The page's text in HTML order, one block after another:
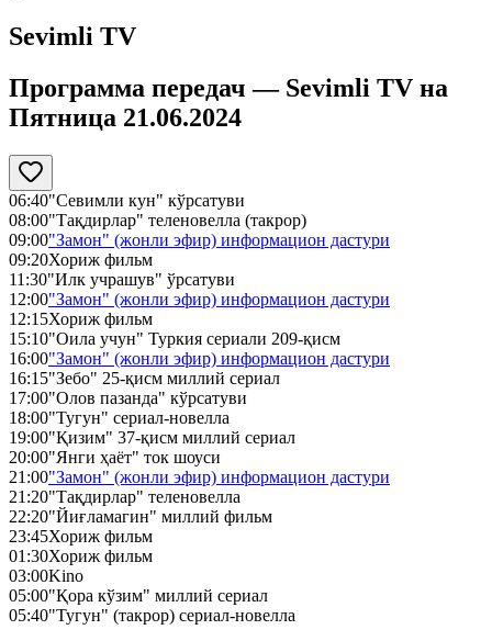
Sevimli TV
Программа передач — Sevimli TV на
Пятница 21.06.2024
06:40"Севимли кун" кўрсатуви
08:00"Тақдирлар" теленовелла (такрор)
09:00"Замон" (жонли эфир) информацион дастури
09:20Хориж фильм
11:30"Илк учрашув" ўрсатуви
12:00"Замон" (жонли эфир) информацион дастури
12:15Хориж фильм
15:10"Оила учун" Туркия сериали 209-қисм
16:00"Замон" (жонли эфир) информацион дастури
16:15"Зебо" 25-қисм миллий сериал
17:00"Олов пазанда" кўрсатуви
18:00"Тугун" сериал-новелла
19:00"Қизим" 37-қисм миллий сериал
20:00"Янги ҳаёт" ток шоуси
21:00"Замон" (жонли эфир) информацион дастури
21:20"Тақдирлар" теленовелла
22:20"Йиғламагин" миллий фильм
23:45Хориж фильм
01:30Хориж фильм
03:00Kino
05:00"Қора кўзим" миллий сериал
05:40"Тугун" (такрор) сериал-новелла